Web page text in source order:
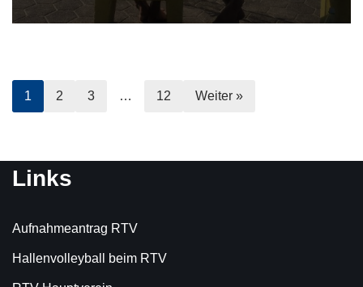
1 2 3 … 12 Weiter »
Links
Aufnahmeantrag RTV
Hallenvolleyball beim RTV